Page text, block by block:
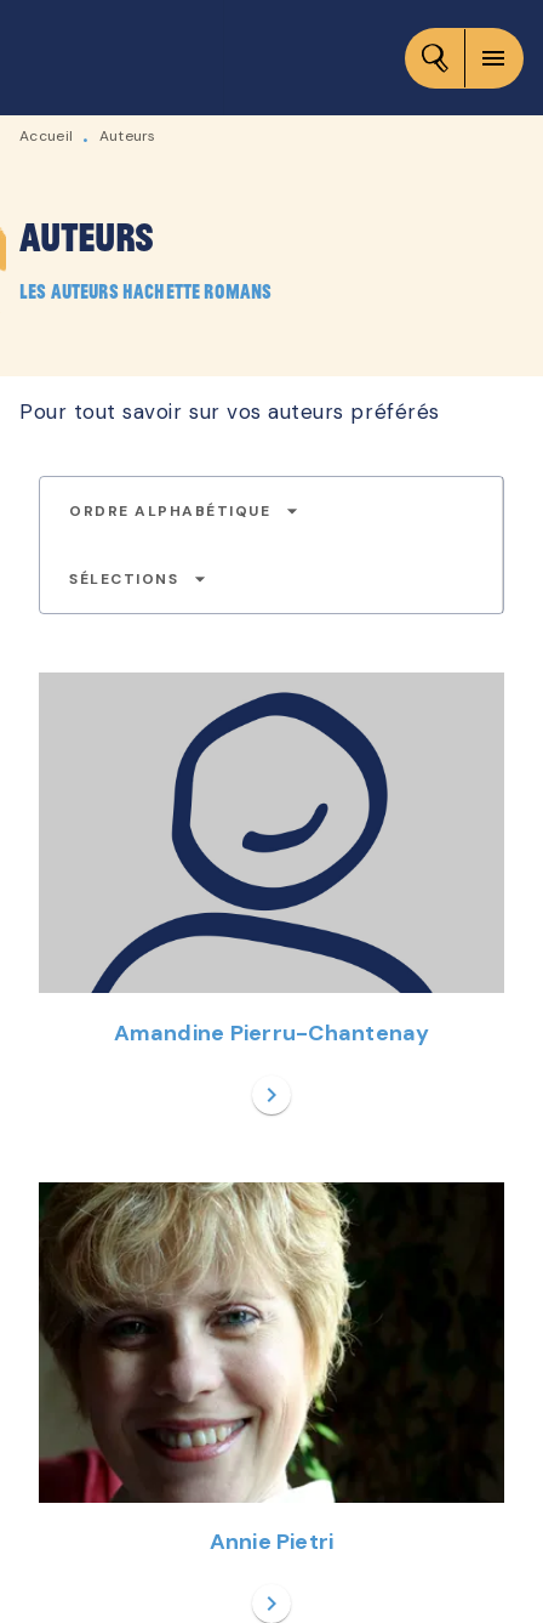
CONTENU
menu
Accueil • Auteurs
Auteurs
Les auteurs Hachette Romans
Pour tout savoir sur vos auteurs préférés
ORDRE ALPHABÉTIQUE arrow_drop_down
SÉLECTIONS arrow_drop_down
Amandine Pierru-Chantenay
chevron_right
Annie Pietri
chevron_right